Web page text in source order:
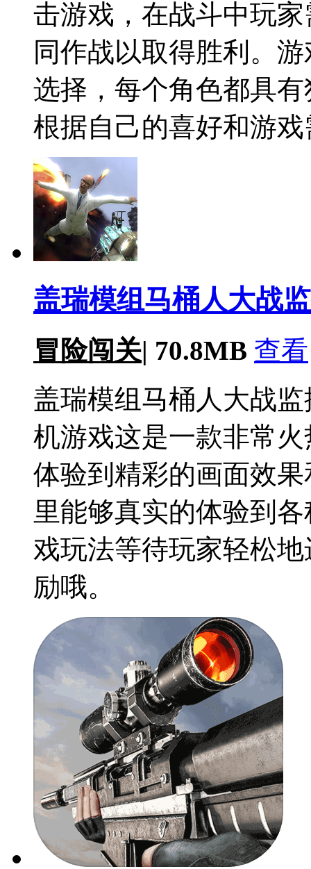
击游戏，在战斗中玩
同作战以取得胜利。
选择，每个角色都具
根据自己的喜好和游
盖瑞模组马桶人大战
冒险闯关| 70.8MB 查看
盖瑞模组马桶人大战
机游戏这是一款非常
体验到精彩的画面效
里能够真实的体验到
戏玩法等待玩家轻松
励哦。